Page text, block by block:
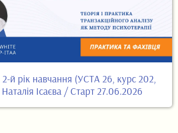
й рік навчання (УСТА 26, курс 202,
Ісаєва / Старт 27.06.2026